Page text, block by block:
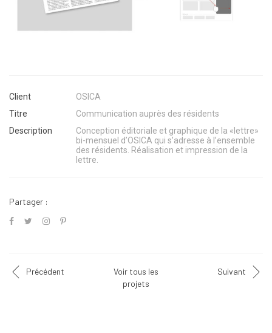
Client
OSICA
Titre
Communication auprès des résidents
Description
Conception éditoriale et graphique de la «lettre»
bi-mensuel d’OSICA qui s’adresse à l’ensemble
des résidents. Réalisation et impression de la
lettre.
Partager :
Précédent
Voir tous les
projets
Suivant